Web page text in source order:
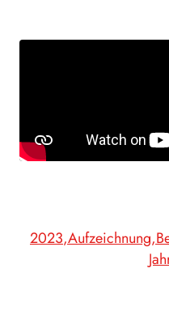
2023 Aufzeichnung